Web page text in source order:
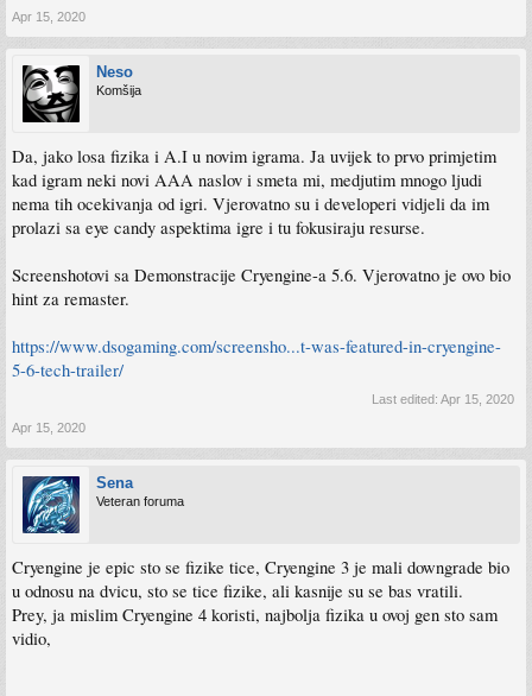
Apr 15, 2020
Neso
Komšija
Da, jako losa fizika i A.I u novim igrama. Ja uvijek to prvo primjetim
kad igram neki novi AAA naslov i smeta mi, medjutim mnogo ljudi
nema tih ocekivanja od igri. Vjerovatno su i developeri vidjeli da im
prolazi sa eye candy aspektima igre i tu fokusiraju resurse.
Screenshotovi sa Demonstracije Cryengine-a 5.6. Vjerovatno je ovo bio
hint za remaster.
https://www.dsogaming.com/screensho...t-was-featured-in-cryengine-
5-6-tech-trailer/
Last edited: Apr 15, 2020
Apr 15, 2020
Sena
Veteran foruma
Cryengine je epic sto se fizike tice, Cryengine 3 je mali downgrade bio
u odnosu na dvicu, sto se tice fizike, ali kasnije su se bas vratili.
Prey, ja mislim Cryengine 4 koristi, najbolja fizika u ovoj gen sto sam
vidio,